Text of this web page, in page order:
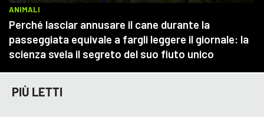
PIÙ LETTI